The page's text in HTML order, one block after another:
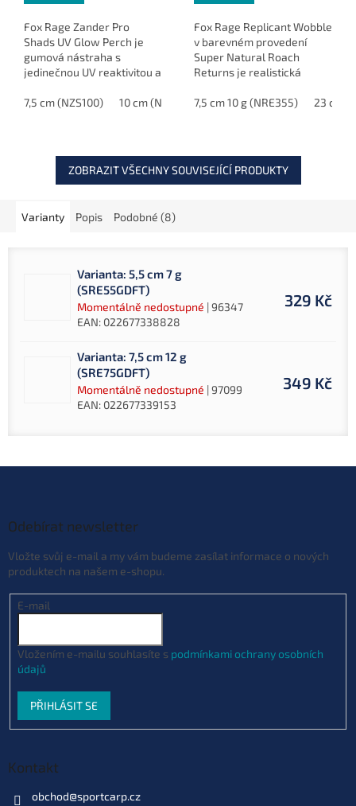
Fox Rage Zander Pro
Shads UV Glow Perch je
gumová nástraha s
jedinečnou UV reaktivitou a
napodobujícím okouna, díky
7,5 cm (NZS100) 10 cm (NZS103) 12 cm (NZS106) 14 cm
Fox Rage Replicant Wobble
v barevném provedení
Super Natural Roach
Returns je realistická
přirozeným chodem, která
7,5 cm 10 g (NRE355) 23 cm
ZOBRAZIT VŠECHNY SOUVISEJÍCÍ PRODUKTY
Varianty Popis Podobné (8)
Varianta: 5,5 cm 7 g
(SRE55GDFT)
Momentálně nedostupné | 96347
EAN: 022677338828
329 Kč
Varianta: 7,5 cm 12 g
(SRE75GDFT)
Momentálně nedostupné | 97099
EAN: 022677339153
349 Kč
Odebírat newsletter
Vložte svůj e-mail a my vám budeme zasílat informace o nových
produktech na našem e-shopu.
E-mail
Vložením e-mailu souhlasíte s podmínkami ochrany osobních
údajů
PŘIHLÁSIT SE
Kontakt
obchod@sportcarp.cz